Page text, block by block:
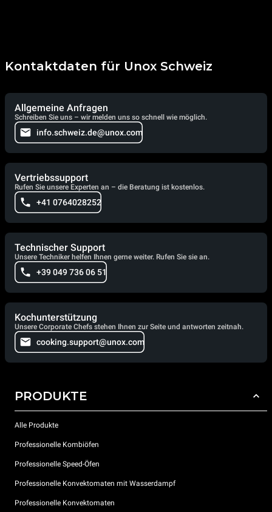
Kontaktdaten für Unox Schweiz
Allgemeine Anfragen
Schreiben Sie uns – wir melden uns so schnell wie möglich.
info.schweiz.de@unox.com
Vertriebssupport
Rufen Sie unsere Experten an – die Beratung ist kostenlos.
+41 0764028252
Technischer Support
Unsere Techniker helfen Ihnen gerne weiter. Rufen Sie sie an.
+39 049 736 06 51
Kochunterstützung
Unsere Corporate Chefs stehen Ihnen zur Seite und antworten zeitnah.
cooking.support@unox.com
PRODUKTE
Alle Produkte
Professionelle Kombiöfen
Professionelle Speed-Öfen
Professionelle Konvektomaten mit Wasserdampf
Professionelle Konvektomaten